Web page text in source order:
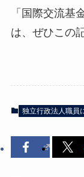
「国際交流基
は、ぜひこの
独立行政法人職員